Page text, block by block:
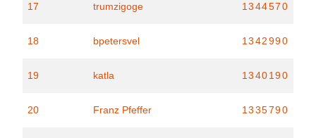
17 trumzigoge 1344570
18 bpetersvel 1342990
19 katla 1340190
20 Franz Pfeffer 1335790